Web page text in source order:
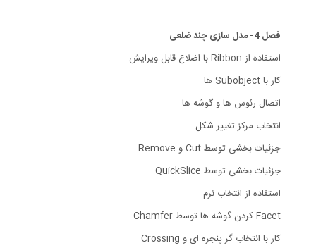
فصل 4- مدل سازی چند ضلعی
استفاده از Ribbon با اضلاع قابل ویرایش
کار با Subobject ها
اتصال رئوس ها و گوشه ها
انتخاب مرکز تغییر شکل
جزئیات بخشی توسط Cut و Remove
جزئیات بخشی توسط QuickSlice
استفاده از انتخاب نرم
Facet کردن گوشه ها توسط Chamfer
کار با انتخاب گر پنجره ای و Crossing